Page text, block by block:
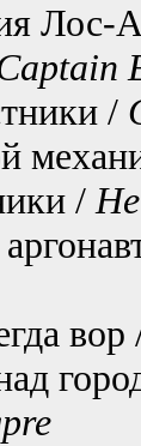
Лос-
/
/